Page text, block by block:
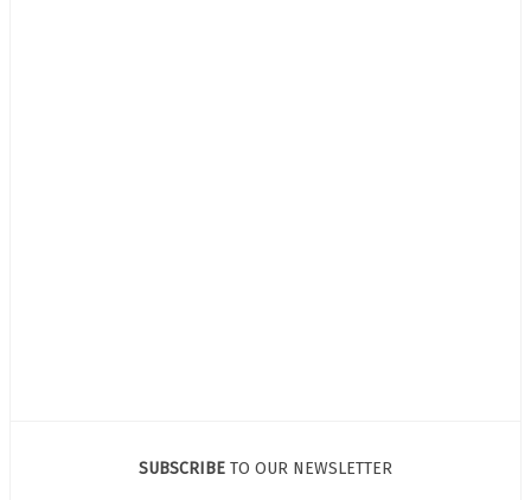
SUBSCRIBE TO OUR NEWSLETTER